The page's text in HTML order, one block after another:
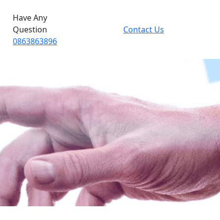
Have Any
Question
0863863896
Contact Us